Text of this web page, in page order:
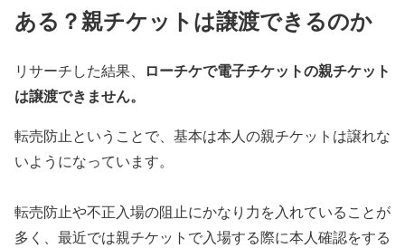
ある？親チケットは譲渡できるのか
リサーチした結果、
ローチケで電子チケットの親チケット
は譲渡できません。
転売防止ということで、基本は本人の親チケットは譲れな
いようになっています。
転売防止や不正入場の阻止にかなり力を入れていることが
多く、最近では親チケットで入場する際に本人確認をする